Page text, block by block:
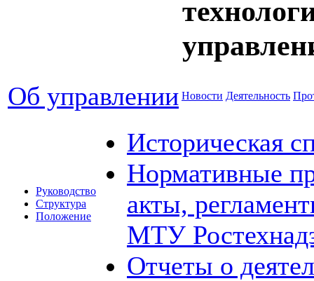
Об управлении Новости Деятельность
Руководство
Структура
Положение
Историческая
Нормативные
акты,
МТУ
Отчеты о